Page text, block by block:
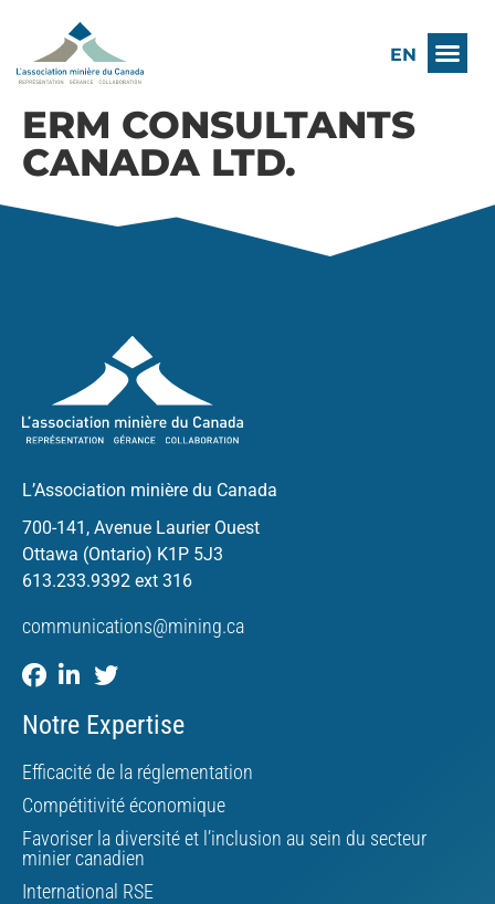
EN
ERM CONSULTANTS
CANADA LTD.
L’Association minière du Canada
700-141, Avenue Laurier Ouest
Ottawa (Ontario) K1P 5J3
613.233.9392 ext 316
communications@mining.ca
Notre Expertise
Efficacité de la réglementation
Compétitivité économique
Favoriser la diversité et l’inclusion au sein du secteur
minier canadien
International RSE